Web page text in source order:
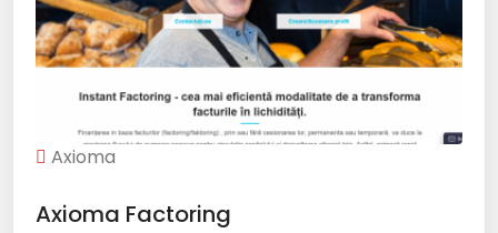
Axioma
Axioma Factoring